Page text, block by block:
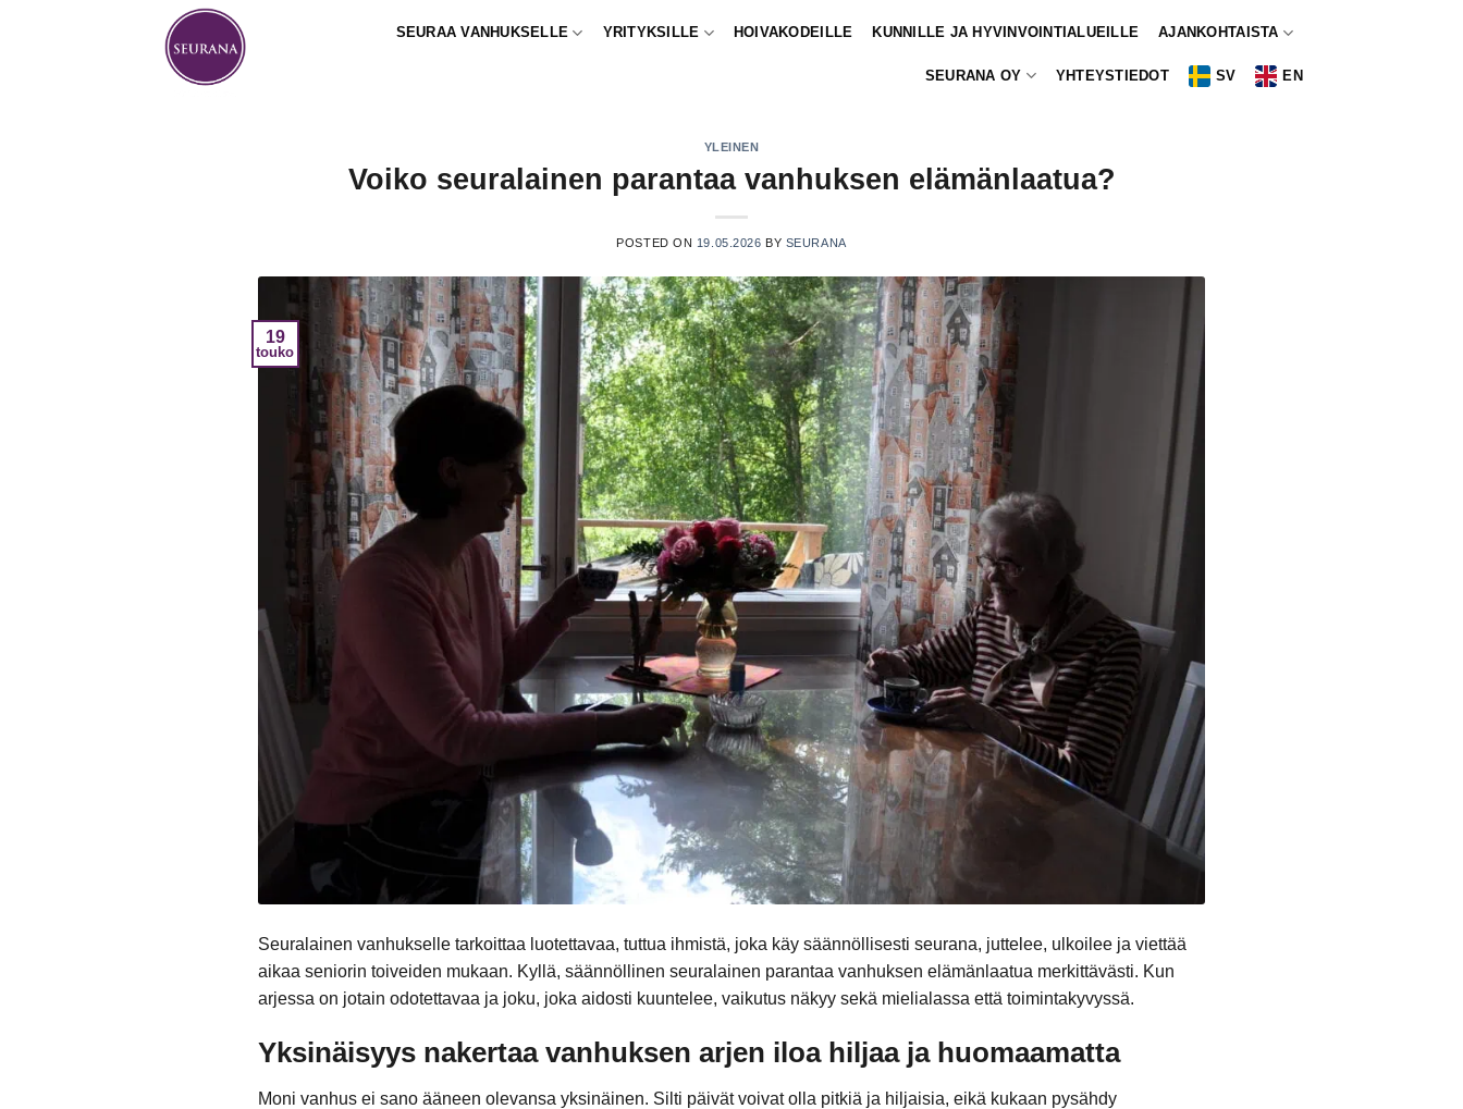
SEURAA VANHUKSELLE YRITYKSILLE HOIVAKODEILLE KUNNILLE JA HYVINVOINTIALUEILLE AJANKOHTAISTA
SEURANA OY YHTEYSTIEDOT SV EN
YLEINEN
Voiko seuralainen parantaa vanhuksen elämänlaatua?
POSTED ON 19.05.2026 BY SEURANA
19
touko
Seuralainen vanhukselle tarkoittaa luotettavaa, tuttua ihmistä, joka käy säännöllisesti seurana, juttelee, ulkoilee ja viettää
aikaa seniorin toiveiden mukaan. Kyllä, säännöllinen seuralainen parantaa vanhuksen elämänlaatua merkittävästi. Kun
arjessa on jotain odotettavaa ja joku, joka aidosti kuuntelee, vaikutus näkyy sekä mielialassa että toimintakyvyssä.
Yksinäisyys nakertaa vanhuksen arjen iloa hiljaa ja huomaamatta
Moni vanhus ei sano ääneen olevansa yksinäinen. Silti päivät voivat olla pitkiä ja hiljaisia, eikä kukaan pysähdy